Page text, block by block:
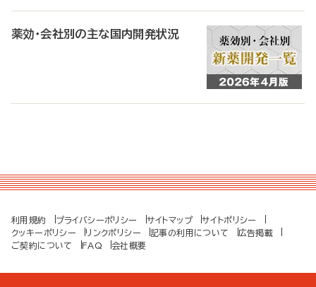
薬効・会社別の主な国内開発状況
利用規約 プライバシーポリシー サイトマップ
サイトポリシー
クッキーポリシー
リンクポリシー 記事の利用について
広告掲載
ご契約について
FAQ 会社概要